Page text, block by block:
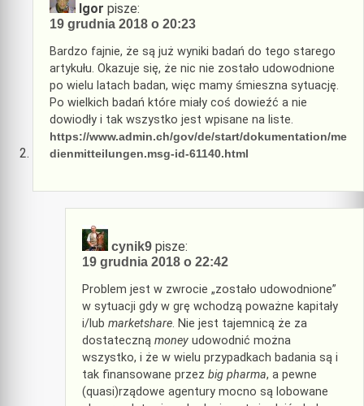
Igor pisze:
19 grudnia 2018 o 20:23
Bardzo fajnie, że są już wyniki badań do tego starego
artykułu. Okazuje się, że nic nie zostało udowodnione
po wielu latach badan, więc mamy śmieszna sytuację.
Po wielkich badań które miały coś dowieźć a nie
dowiodły i tak wszystko jest wpisane na liste.
https://www.admin.ch/gov/de/start/dokumentation/me
dienmitteilungen.msg-id-61140.html
cynik9 pisze:
19 grudnia 2018 o 22:42
Problem jest w zwrocie „zostało udowodnione”
w sytuacji gdy w grę wchodzą poważne kapitały
i/lub marketshare. Nie jest tajemnicą że za
dostateczną money udowodnić można
wszystko, i że w wielu przypadkach badania są i
tak finansowane przez big pharma, a pewne
(quasi)rządowe agentury mocno są lobowane